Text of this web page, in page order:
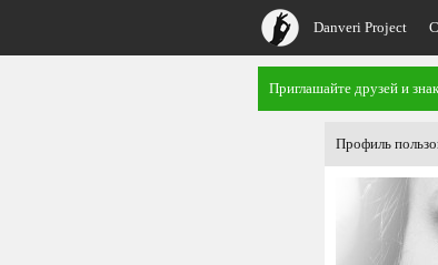
Danveri Project
Приглашайте друзей и
Профиль